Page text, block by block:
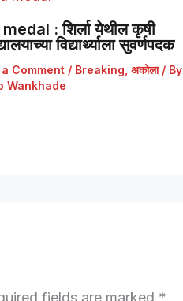
: शिर्ला येथील कृषी
विद्यार्थ्याला सुवर्णपदक
Comment / Breaking अकोला/ By
Wankhade
fields are marked *